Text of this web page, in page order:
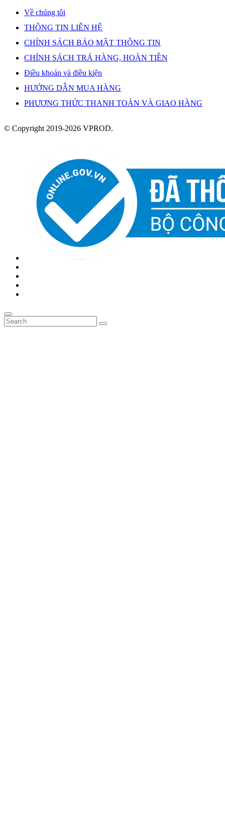
Về chúng tôi
THÔNG TIN LIÊN HỆ
CHÍNH SÁCH BẢO MẬT THÔNG TIN
CHÍNH SÁCH TRẢ HÀNG, HOÀN TIỀN
Điều khoản và điều kiện
HƯỚNG DẪN MUA HÀNG
PHƯƠNG THỨC THANH TOÁN VÀ GIAO HÀNG
© Copyright 2019-2026 VPROD.